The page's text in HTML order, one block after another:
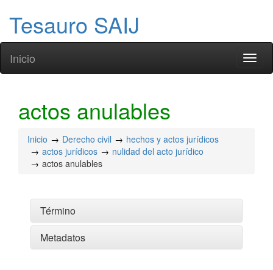
Tesauro SAIJ
Inicio
actos anulables
Inicio Derecho civil
hechos y actos jurídicos
actos jurídicos
nulidad del acto jurídico
actos anulables
Término
Metadatos